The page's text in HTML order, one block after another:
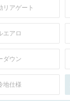
リアゲート
エアロ
ダウン
地仕様